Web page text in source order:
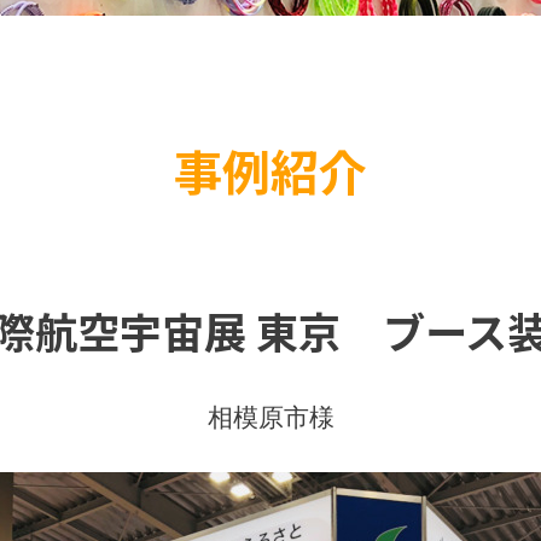
事例紹介
航空宇宙展 東京 ブース
相模原市様